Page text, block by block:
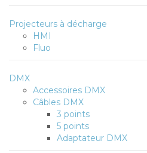
Projecteurs à décharge
HMI
Fluo
DMX
Accessoires DMX
Câbles DMX
3 points
5 points
Adaptateur DMX